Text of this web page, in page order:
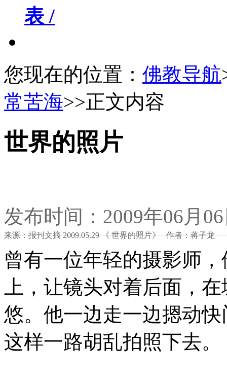
表 /
您现在的位置： 佛教导航
常苦海>>正文内容
世界的照片
发布时间：2009年06月
来源：报刊文摘 2009.05.29 《 世界的照片》 作者：蒋子龙
曾有一位年轻的摄影师
上，让镜头对着后面，
悠。他一边走一边摁动
这样一路胡乱拍照下去。